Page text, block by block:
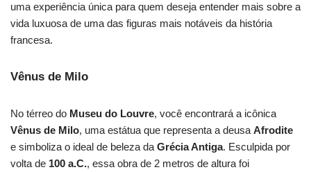
uma experiência única para quem deseja entender mais sobre a
vida luxuosa de uma das figuras mais notáveis da história
francesa.
Vênus de Milo
No térreo do Museu do Louvre, você encontrará a icônica
Vênus de Milo, uma estátua que representa a deusa Afrodite
e simboliza o ideal de beleza da Grécia Antiga. Esculpida por
volta de 100 a.C., essa obra de 2 metros de altura foi